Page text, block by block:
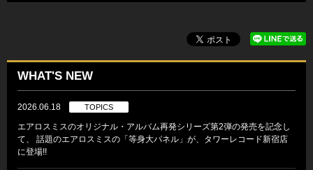
WHAT'S NEW
2026.06.18 TOPICS
エアロスミスのオリジナル・アルバム再発シリーズ第2弾の発売を記念し
て、 話題のエアロスミスの「等身大パネル」が、タワーレコード新宿店
に登場!!